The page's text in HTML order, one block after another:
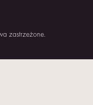
zastrzeżone.